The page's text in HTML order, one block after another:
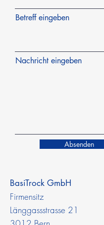
Betreff eingeben
Nachricht eingeben
Absenden
BasiTrock GmbH
Firmensitz
Länggassstrasse 21